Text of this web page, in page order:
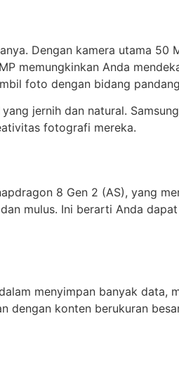
Dengan kamera utama 50
memungkinkan Anda
foto dengan bidang
jernih dan natural.
fotografi mereka.
8 Gen 2 (AS), yang
mulus. Ini berarti Anda
menyimpan banyak data,
dengan konten berukuran